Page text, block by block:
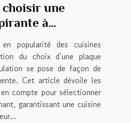
une
à
efficace ?
popularité des cuisines
du choix d’une plaque
se pose de façon de
Cet article dévoile les
compte pour sélectionner
garantissant une cuisine